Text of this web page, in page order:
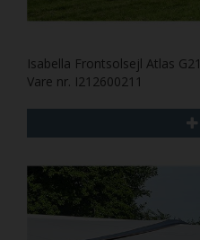
Isabella Frontsolsejl Atlas G21
Vare nr. I212600211